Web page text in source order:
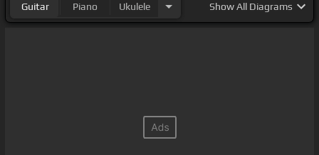
Guitar Piano Ukulele ShowAll Diagrams